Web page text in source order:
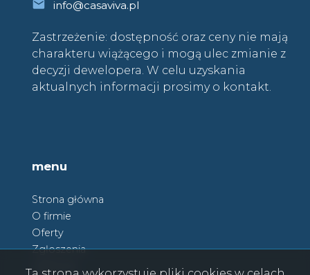
info@casaviva.pl
Zastrzeżenie: dostępność oraz ceny nie mają
charakteru wiążącego i mogą ulec zmianie z
decyzji dewelopera. W celu uzyskania
aktualnych informacji prosimy o kontakt.
menu
Strona główna
O firmie
Oferty
Zgłoszenia